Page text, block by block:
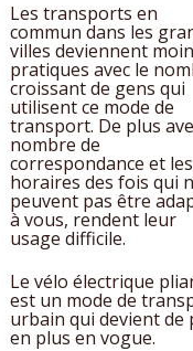
Les transports en
commun dans les
villes deviennent
pratiques avec le
croissant de gens qui
utilisent ce mode de
transport. De plus
nombre de
correspondance et les
horaires des fois qui
peuvent pas être
à vous, rendent leur
usage difficile.
Le vélo électrique
est un mode de
urbain qui devient de
en plus en vogue.